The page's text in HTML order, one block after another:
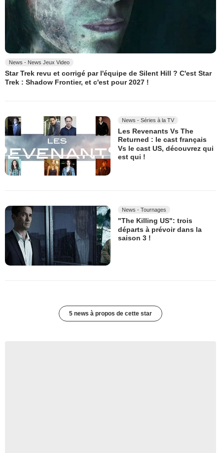
News - News Jeux Video
Star Trek revu et corrigé par l'équipe de Silent Hill ? C'est Star
Trek : Shadow Frontier, et c'est pour 2027 !
News - Séries à la TV
Les Revenants Vs The
Returned : le cast français
Vs le cast US, découvrez qui
est qui !
News - Tournages
"The Killing US": trois
départs à prévoir dans la
saison 3 !
5 news à propos de cette star